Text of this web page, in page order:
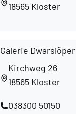
18565 Kloster
Galerie Dwarslöper
Kirchweg 26
18565 Kloster
038300 50150